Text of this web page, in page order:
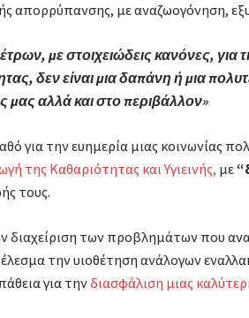
απορρύπανσης, με αναζωογόνηση,
με στοιχειώδεις κανόνες, για
δεν είναι μια δαπάνη ή μια
αλλά και στο περιβάλλον»
για την ευημερία μιας κοινωνίας
της Καθαριότητας και Υγιεινής, με
τους.
διαχείριση των προβλημάτων που
την υιοθέτηση ανάλογων
για τηνδιασφάλιση μιας